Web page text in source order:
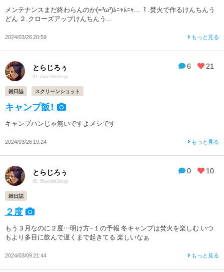
メンテナンスまだ終わらんのか(=³ω³)ﾑﾆｬﾑﾆｬ... １.焚火で作るけんちんう
どん ２.クローズアップけんちんう...
2024/03/26 20:59 もっと見る
6 21
とらじろぅ
ID: i5wchbk3rcqv
雑日誌 スクリーンショット
キャンプ飯！
キャンプハンじゃ無いですよメシです
2024/03/26 19:24 もっと見る
0 10
とらじろぅ
ID: i5wchbk3rcqv
雑日誌
２度
もう３月なのに２度…明け方−１の予報 冬キャンプは焚火を楽しむ いつ
もより多目に飲んで遅くまで起きてる 楽しいなぁ
2024/03/09 21:44 もっと見る